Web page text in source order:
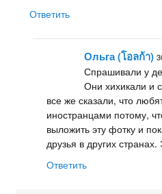
Ответить
Ольга (โอลก้า)
Спрашивали у
Они хихикали и
все же сказали, что
иностранцами потому,
выложить эту фотку и
друзья в других странах.
Ответить